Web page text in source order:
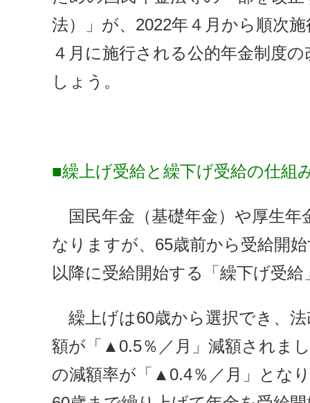
法）」が、2022年４月から順次
４月に施行される公的年金制度
しょう。
■繰上げ受給と繰下げ受給の仕組
国民年金（基礎年金）や厚生年
なりますが、65歳前から受給開
以降に受給開始する「繰下げ受
繰上げは60歳から選択でき、
額が「▲0.5％／月」減額されま
の減額率が「▲0.4％／月」とな